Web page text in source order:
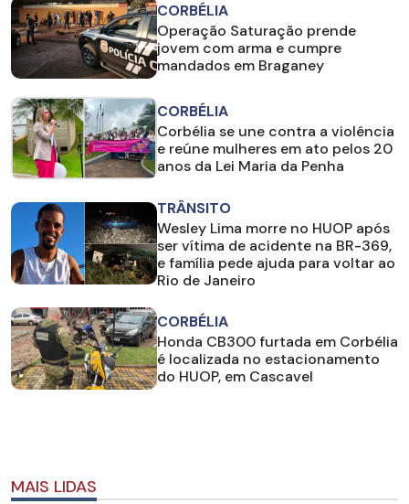
CORBÉLIA
Operação Saturação prende
jovem com arma e cumpre
mandados em Braganey
CORBÉLIA
Corbélia se une contra a violência
e reúne mulheres em ato pelos 20
anos da Lei Maria da Penha
TRÂNSITO
Wesley Lima morre no HUOP após
ser vítima de acidente na BR-369,
e família pede ajuda para voltar ao
Rio de Janeiro
CORBÉLIA
Honda CB300 furtada em Corbélia
é localizada no estacionamento
do HUOP, em Cascavel
MAIS LIDAS